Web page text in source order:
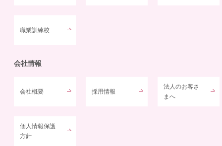
職業訓練校
会社情報
会社概要 採用情報
法人のお客さ
まへ
個人情報保護
方針